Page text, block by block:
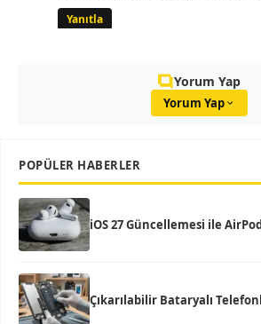
Yanıtla
Yorum Yap
Yorum Yap
POPÜLER HABERLER
iOS 27 Güncellemesi ile
Çıkarılabilir Bataryalı